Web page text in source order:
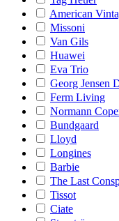
American
Missoni
Van Gils
Huawei
Eva Trio
Georg Jensen
Ferm Living
Normann
Bundgaard
Lloyd
Longines
Barbie
The Last
Tissot
Ciate